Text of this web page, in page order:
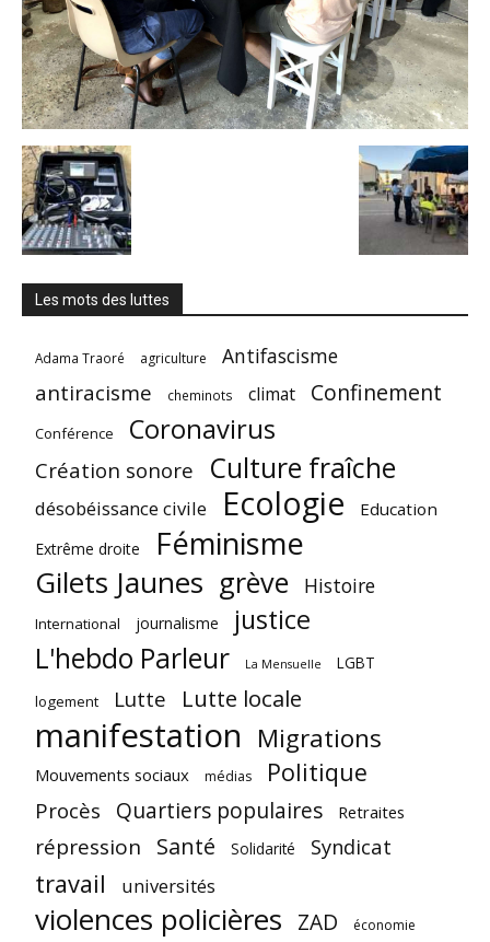
Les mots des luttes
Adama Traoré agriculture Antifascisme
antiracisme cheminots climat Confinement
Conférence Coronavirus
Création sonore Culture fraîche
désobéissance civile Ecologie Education
Extrême droite Féminisme
Gilets Jaunes grève Histoire
International journalisme justice
L'hebdo Parleur La Mensuelle
LGBT
logement
Lutte Lutte locale
manifestation Migrations
Mouvements sociaux médias Politique
Procès Quartiers populaires Retraites
répression Santé Solidarité Syndicat
travail universités
violences policières ZAD économie